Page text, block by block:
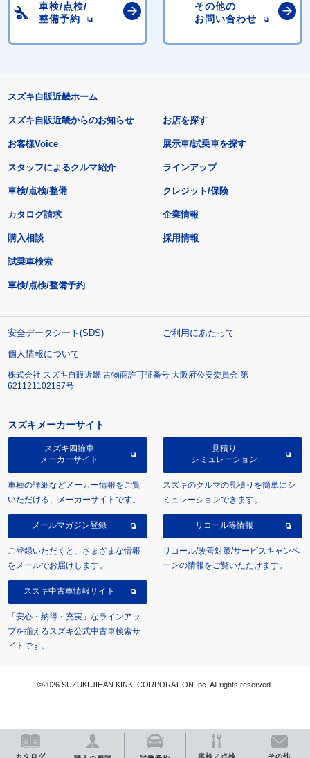
車検/点検/
整備予約
その他の
お問い合わせ
カタログ 車検／点検 その他
スズキ自販近畿ホーム
スズキ自販近畿からのお知らせ
お客様Voice
スタッフによるクルマ紹介
お店を探す
展示車/試乗車を探す
ラインアップ
車検/点検/整備 クレジット/保険
カタログ請求
購入相談
試乗車検索
車検/点検/整備予約
企業情報
採用情報
安全データシート(SDS)
ご利用にあたって
個人情報について
株式会社 スズキ自販近畿 古物商許可証番号 大阪府公安委員会 第
621121102187号
スズキメーカーサイト
スズキ四輪車
メーカーサイト
車種の詳細などメーカー情報をご覧
いただける、メーカーサイトです。
見積り
シミュレーション
スズキのクルマの見積りを簡単にシ
ミュレーションできます。
メールマガジン登録
ご登録いただくと、さまざまな情報
をメールでお届けします。
リコール等情報
リコール/改善対策/サービスキャンペ
ーンの情報をご覧いただけます。
スズキ中古車情報サイト
「安心・納得・充実」なラインアッ
プを揃えるスズキ公式中古車検索サ
イトです。
©2026 SUZUKI JIHAN KINKI CORPORATION Inc. All rights reserved.